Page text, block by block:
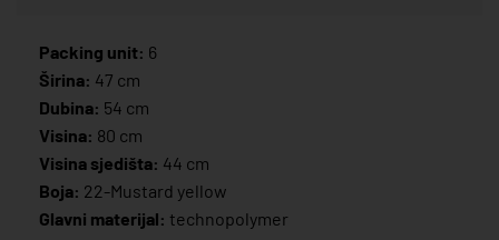
Packing unit: 6
Širina: 47 cm
Dubina: 54 cm
Visina: 80 cm
Visina sjedišta: 44 cm
Boja: 22-Mustard yellow
Glavni materijal: technopolymer